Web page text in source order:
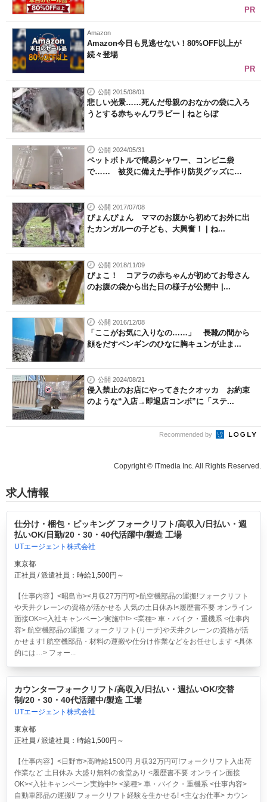
PR
Amazon
Amazon今日も見逃せない！80%OFF以上が
続々登場
PR
公開 2015/08/01
悲しい光景……死んだ母親のおなかの袋に入ろ
うとする赤ちゃんワラビー | ねとらぼ
公開 2024/05/31
ペットボトルで簡易シャワー、コンビニ袋
で…… 被災に備えた手作り防災グッズに
公開 2017/07/08
ぴょんぴょん ママのお腹から初めてお外に出
たカンガルーの子ども、大興奮！ | ね...
公開 2018/11/09
ぴょこ！ コアラの赤ちゃんが初めてお母さん
のお腹の袋から出た日の様子が公開中 |...
公開 2016/12/08
「ここがお気に入りなの……」 長靴の間から
顔をだすペンギンのひなに胸キュンが止ま...
公開 2024/08/21
侵入禁止のお店にやってきたクオッカ お約束
のような“入店→即退店コンボ”に「ステ...
Recommended by
Copyright © ITmedia Inc. All Rights Reserved.
求人情報
仕分け・梱包・ピッキング フォークリフト/高収入/日払い・週
払いOK/日勤/20・30・40代活躍中/製造 工場
UTエージェント株式会社
東京都
正社員 / 派遣社員：時給1,500円～
【仕事内容】<昭島市><月収27万円可>航空機部品の運搬!フォークリフト
や天井クレーンの資格が活かせる 人気の土日休み!<履歴書不要 オンライン
面接OK><入社キャンペーン実施中!> <業種> 車・バイク・重機系 <仕事内
容> 航空機部品の運搬 フォークリフト(リーチ)や天井クレーンの資格が活
かせます! 航空機部品・材料の運搬や仕分け作業などをお任せします <具体
的には…> フォー...
カウンターフォークリフト/高収入/日払い・週払いOK/交替
制/20・30・40代活躍中/製造 工場
UTエージェント株式会社
東京都
正社員 / 派遣社員：時給1,500円～
【仕事内容】<日野市>高時給1500円 月収32万円可!フォークリフト入出荷
作業など 土日休み 大盛り無料の食堂あり <履歴書不要 オンライン面接
OK><入社キャンペーン実施中!> <業種> 車・バイク・重機系 <仕事内容>
自動車部品の運搬!/ フォークリフト経験を生かせる! <主なお仕事> カウン